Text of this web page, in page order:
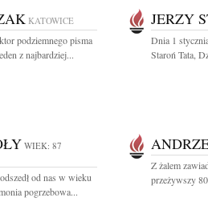
KATOWICE
podziemnego pisma
z najbardziej...
JERZY
Dnia 1
Staroń Tata,
WIEK: 87
od nas w wieku
pogrzebowa...
Z żalem
przeżywszy